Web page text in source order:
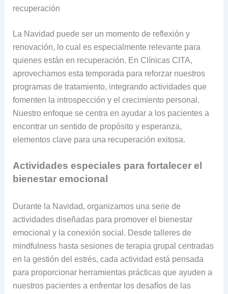
recuperación
La Navidad puede ser un momento de reflexión y
renovación, lo cual es especialmente relevante para
quienes están en recuperación. En Clínicas CITA,
aprovechamos esta temporada para reforzar nuestros
programas de tratamiento, integrando actividades que
fomenten la introspección y el crecimiento personal.
Nuestro enfoque se centra en ayudar a los pacientes a
encontrar un sentido de propósito y esperanza,
elementos clave para una recuperación exitosa.
Actividades especiales para fortalecer el
bienestar emocional
Durante la Navidad, organizamos una serie de
actividades diseñadas para promover el bienestar
emocional y la conexión social. Desde talleres de
mindfulness hasta sesiones de terapia grupal centradas
en la gestión del estrés, cada actividad está pensada
para proporcionar herramientas prácticas que ayuden a
nuestros pacientes a enfrentar los desafíos de las